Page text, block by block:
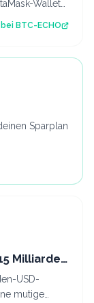
Wallet
BTC-ECHO
Sparplan
Milliarden
Ja
USD-
mutige